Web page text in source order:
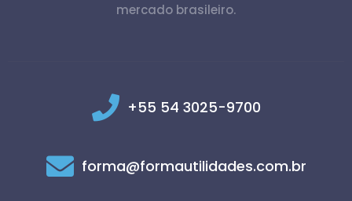
mercado brasileiro.
+55 54 3025-9700
forma@formautilidades.com.br